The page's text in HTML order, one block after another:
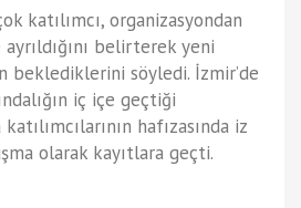
katılımcı, organizasyondan
belirterek yeni
beklediklerini söyledi. İzmir’de
iç içe geçtiği
hafızasında iz
olarak kayıtlara geçti.